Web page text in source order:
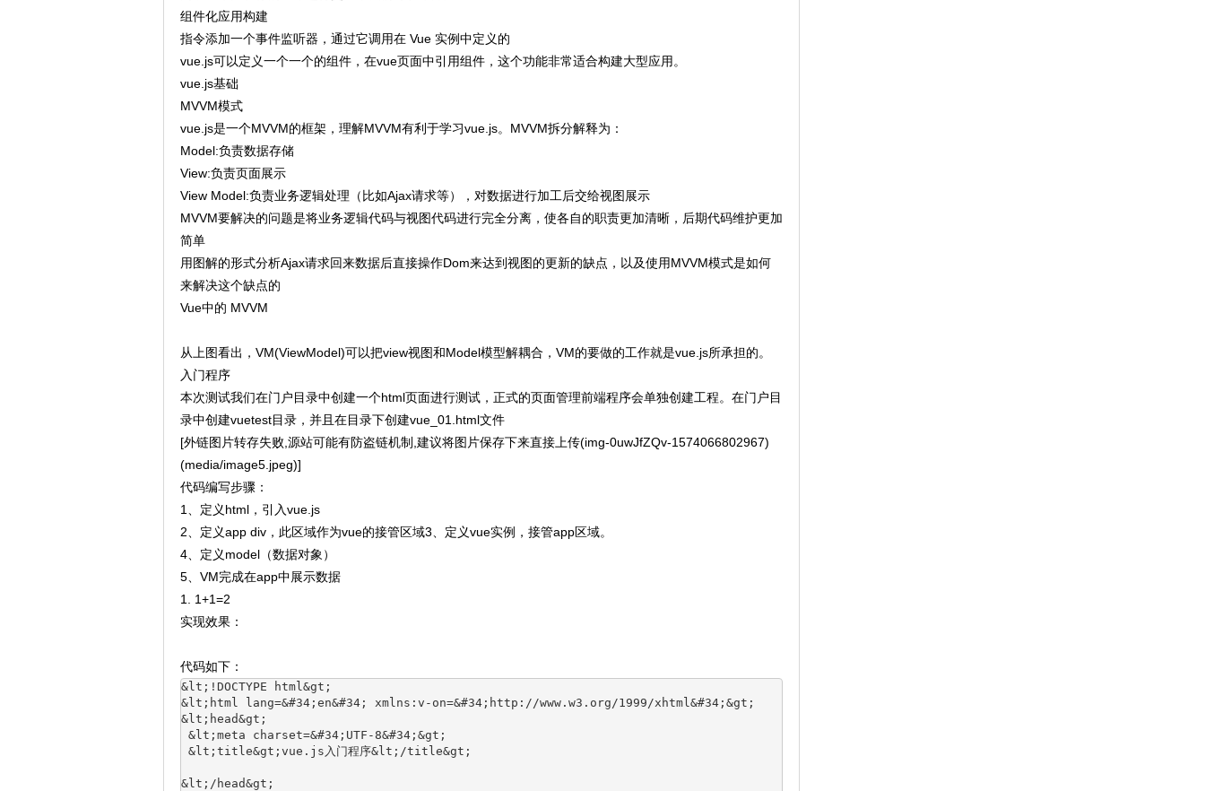
组件化应用构建
​指令添加一个事件监听器，通过它调用在 Vue 实例中定义的
​vue.js可以定义一个一个的组件，在vue页面中引用组件，这个功能非常适合构建大型应用。
vue.js基础
MVVM模式
vue.js是一个MVVM的框架，理解MVVM有利于学习vue.js。MVVM拆分解释为：
Model:负责数据存储
View:负责页面展示
View Model:负责业务逻辑处理（比如Ajax请求等），对数据进行加工后交给视图展示
MVVM要解决的问题是将业务逻辑代码与视图代码进行完全分离，使各自的职责更加清晰，后期代码维护更加
简单
用图解的形式分析Ajax请求回来数据后直接操作Dom来达到视图的更新的缺点，以及使用MVVM模式是如何
来解决这个缺点的
Vue中的 MVVM
从上图看出，VM(ViewModel)可以把view视图和Model模型解耦合，VM的要做的工作就是vue.js所承担的。
入门程序
本次测试我们在门户目录中创建一个html页面进行测试，正式的页面管理前端程序会单独创建工程。在门户目
录中创建vuetest目录，并且在目录下创建vue_01.html文件
[外链图片转存失败,源站可能有防盗链机制,建议将图片保存下来直接上传(img-0uwJfZQv-1574066802967)
(media/image5.jpeg)]
代码编写步骤：
1、定义html，引入vue.js
2、定义app div，此区域作为vue的接管区域3、定义vue实例，接管app区域。
4、定义model（数据对象）
5、VM完成在app中展示数据
1. 1+1=2
实现效果：
代码如下：
&lt;!DOCTYPE html&gt;
&lt;html lang=&#34;en&#34; xmlns:v‐on=&#34;http://www.w3.org/1999/xhtml&#34;&gt;
&lt;head&gt;
&lt;meta charset=&#34;UTF‐8&#34;&gt;
&lt;title&gt;vue.js入门程序&lt;/title&gt;
&lt;/head&gt;